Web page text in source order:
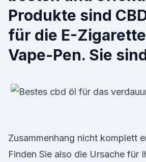
Produkte sind
für die E-
Vape-Pen. Sie
Zusammenhang nicht komplett
Finden Sie also die Ursache für